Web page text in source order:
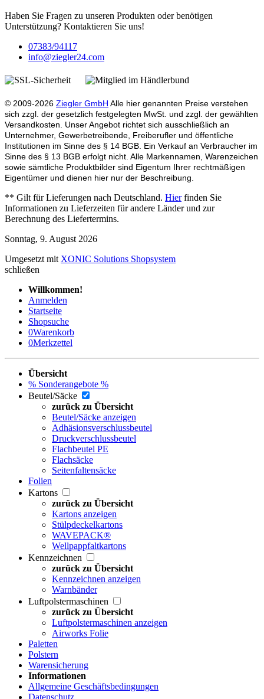
Haben Sie Fragen zu unseren Produkten oder benötigen
Unterstützung? Kontaktieren Sie uns!
07383/94117
info@ziegler24.com
© 2009-2026 Ziegler GmbH Alle hier genannten Preise verstehen
sich zzgl. der gesetzlich festgelegten MwSt. und zzgl. der gewählten
Versandkosten. Unser Angebot richtet sich ausschließlich an
Unternehmer, Gewerbetreibende, Freiberufler und öffentliche
Institutionen im Sinne des § 14 BGB. Ein Verkauf an Verbraucher im
Sinne des § 13 BGB erfolgt nicht. Alle Markennamen, Warenzeichen
sowie sämtliche Produktbilder sind Eigentum Ihrer rechtmäßigen
Eigentümer und dienen hier nur der Beschreibung.
** Gilt für Lieferungen nach Deutschland. Hierfinden Sie
Informationen zu Lieferzeiten für andere Länder und zur
Berechnung des Liefertermins.
Sonntag, 9. August 2026
Umgesetzt mit XONIC Solutions Shopsystem
schließen
Willkommen!
Anmelden
Startseite
Shopsuche
0Warenkorb
0Merkzettel
Übersicht
% Sonderangebote %
Beutel/Säcke
zurück zu Übersicht
Beutel/Säcke anzeigen
Adhäsionsverschlussbeutel
Druckverschlussbeutel
Flachbeutel PE
Flachsäcke
Seitenfaltensäcke
Folien
Kartons
zurück zu Übersicht
Kartons anzeigen
Stülpdeckelkartons
WAVEPACK®
Wellpappfaltkartons
Kennzeichnen
zurück zu Übersicht
Kennzeichnen anzeigen
Warnbänder
Luftpolstermaschinen
zurück zu Übersicht
Luftpolstermaschinen anzeigen
Airworks Folie
Paletten
Polstern
Warensicherung
Informationen
Allgemeine Geschäftsbedingungen